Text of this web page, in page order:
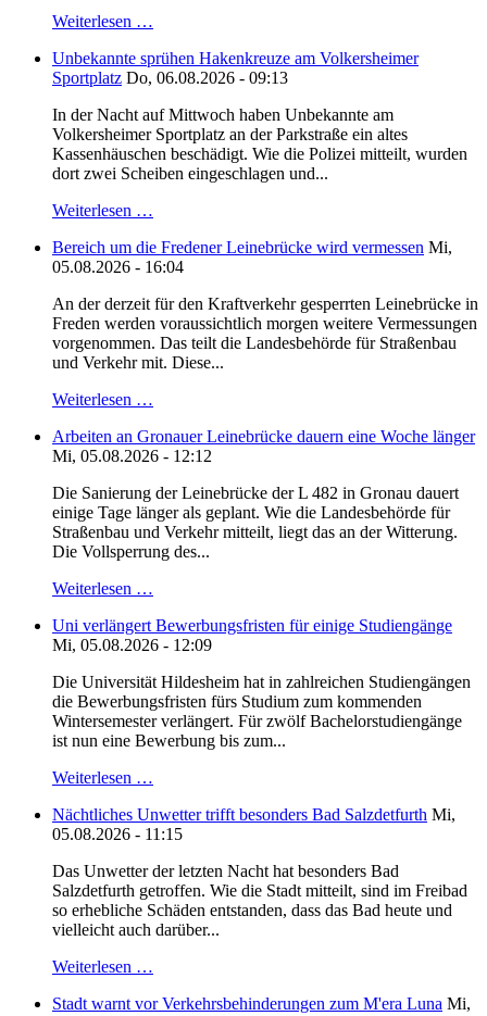
Weiterlesen …
Unbekannte sprühen Hakenkreuze am Volkersheimer
Sportplatz Do, 06.08.2026 - 09:13
In der Nacht auf Mittwoch haben Unbekannte am
Volkersheimer Sportplatz an der Parkstraße ein altes
Kassenhäuschen beschädigt. Wie die Polizei mitteilt, wurden
dort zwei Scheiben eingeschlagen und...
Weiterlesen …
Bereich um die Fredener Leinebrücke wird vermessen Mi,
05.08.2026 - 16:04
An der derzeit für den Kraftverkehr gesperrten Leinebrücke in
Freden werden voraussichtlich morgen weitere Vermessungen
vorgenommen. Das teilt die Landesbehörde für Straßenbau
und Verkehr mit. Diese...
Weiterlesen …
Arbeiten an Gronauer Leinebrücke dauern eine Woche länger
Mi, 05.08.2026 - 12:12
Die Sanierung der Leinebrücke der L 482 in Gronau dauert
einige Tage länger als geplant. Wie die Landesbehörde für
Straßenbau und Verkehr mitteilt, liegt das an der Witterung.
Die Vollsperrung des...
Weiterlesen …
Uni verlängert Bewerbungsfristen für einige Studiengänge
Mi, 05.08.2026 - 12:09
Die Universität Hildesheim hat in zahlreichen Studiengängen
die Bewerbungsfristen fürs Studium zum kommenden
Wintersemester verlängert. Für zwölf Bachelorstudiengänge
ist nun eine Bewerbung bis zum...
Weiterlesen …
Nächtliches Unwetter trifft besonders Bad Salzdetfurth Mi,
05.08.2026 - 11:15
Das Unwetter der letzten Nacht hat besonders Bad
Salzdetfurth getroffen. Wie die Stadt mitteilt, sind im Freibad
so erhebliche Schäden entstanden, dass das Bad heute und
vielleicht auch darüber...
Weiterlesen …
Stadt warnt vor Verkehrsbehinderungen zum M'era Luna Mi,